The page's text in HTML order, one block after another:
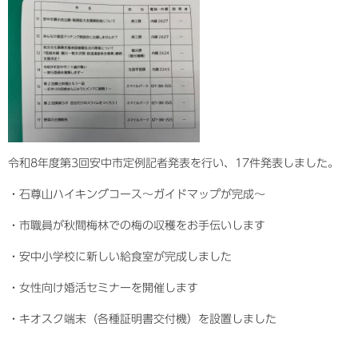
令和8年度第3回安中市定例記者発表を行い、17件発表しました。
・石尊山ハイキングコース〜ガイドマップが完成〜
・市職員が秋間梅林での梅の収穫をお手伝いします
・安中小学校に新しい給食室が完成しました
・女性向け婚活セミナーを開催します
・キオスク端末（各種証明書交付機）を設置しました